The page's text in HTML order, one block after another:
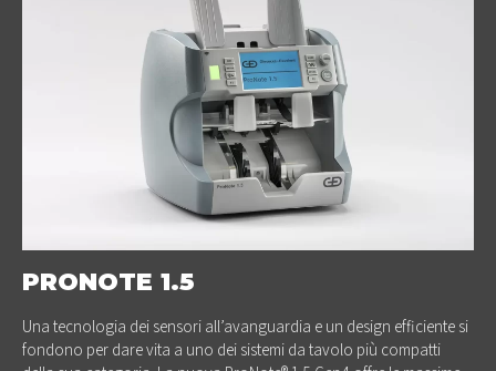
PRONOTE 1.5
Una tecnologia dei sensori all’avanguardia e un design efficiente si
fondono per dare vita a uno dei sistemi da tavolo più compatti